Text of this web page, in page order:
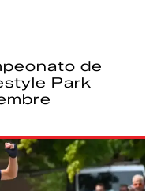
de
Park